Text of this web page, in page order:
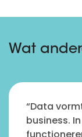
Wat
“Data
business.